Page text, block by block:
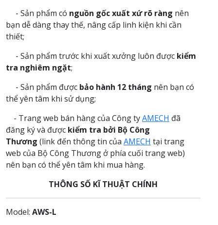
- Sản phẩm có nguồn gốc xuất xứ rõ ràng nên
bạn dễ dàng thay thế, nâng cấp linh kiện khi cần
thiết;
- Sản phẩm trước khi xuất xưởng luôn được kiểm
tra nghiêm ngặt;
- Sản phẩm được bảo hành 12 tháng nên bạn có
thể yên tâm khi sử dụng;
- Trang web bán hàng của Công tyAMECH đã
đăng ký và được kiểm tra bởi Bộ Công
Thương (link đến thông tin của AMECH tại trang
web của Bộ Công Thương ở phía cuối trang web)
nên bạn có thể yên tâm khi mua hàng.
THÔNG SỐ KĨ THUẬT CHÍNH
Model: AWS-L